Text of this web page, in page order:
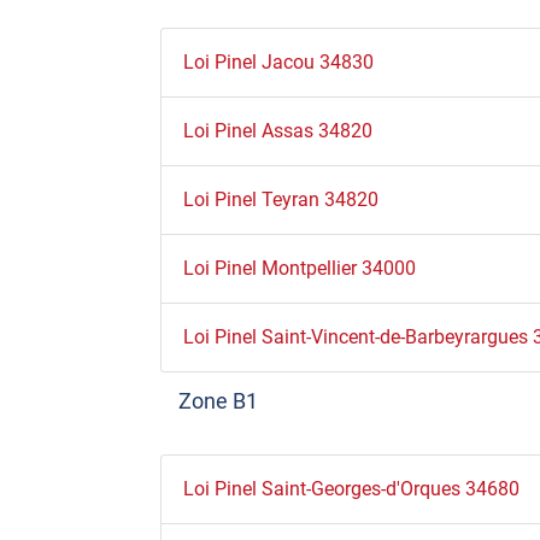
Loi Pinel Jacou 34830
Loi Pinel Assas 34820
Loi Pinel Teyran 34820
Loi Pinel Montpellier 34000
Loi Pinel Saint-Vincent-de-Barbeyrargues
Zone B1
Loi Pinel Saint-Georges-d'Orques 34680